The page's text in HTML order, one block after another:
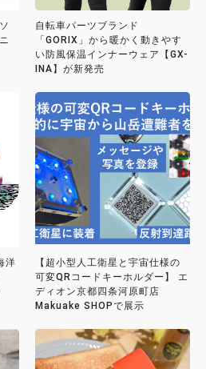
自転車パーツブランド
「GORIX」から暖かく動きやす
い防風保温インナーウェア【GX-
INA】が新発売
洋
【超小型人工衛星と宇宙仕様の
可変QRコードキーホルダー】 エ
ディオン京都四条河原町店
Makuake SHOPで展示